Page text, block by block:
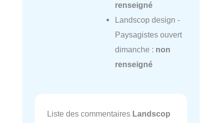
renseigné
Landscop design -
Paysagistes ouvert
dimanche : non
renseigné
Liste des commentaires Landscop